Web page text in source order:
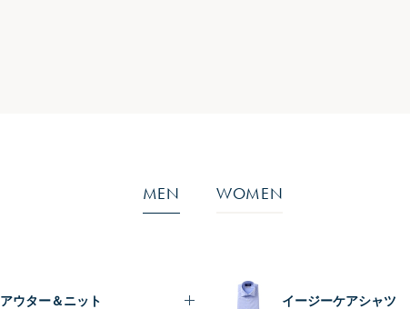
MEN WOMEN
アウター＆ニット イージーケアシャツ